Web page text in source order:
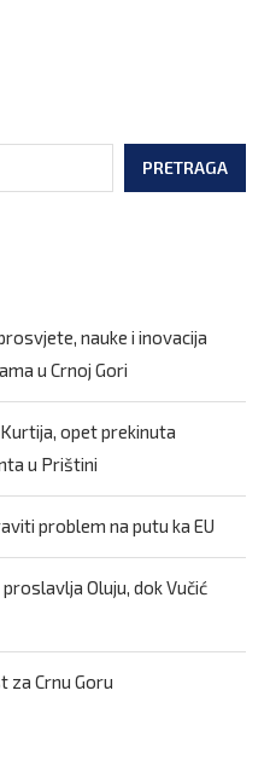
PRETRAGA
nauke i inovacija
u Crnoj Gori
opet prekinuta
u Prištini
problem na putu ka EU
Oluju, dok Vučić
za Crnu Goru